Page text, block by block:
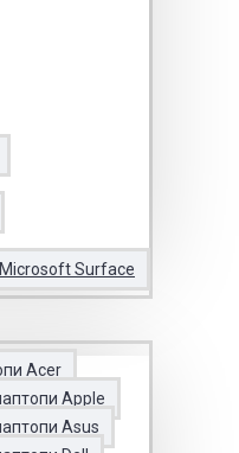
Surface
Acer
Apple
Asus